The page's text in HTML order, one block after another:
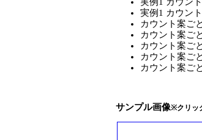
実例1 カウン
カウント案ご
カウント案ご
カウント案ご
カウント案ご
カウント案ご
サンプル画像※クリッ